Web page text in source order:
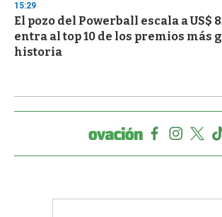
15:29
El pozo del Powerball escala a US$
entra al top 10 de los premios más
historia